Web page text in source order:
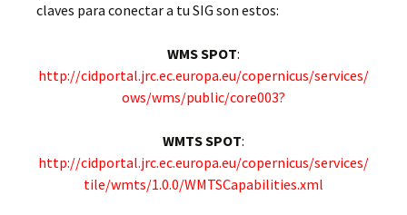
claves para conectar a tu SIG son estos:
WMS SPOT:
http://cidportal.jrc.ec.europa.eu/copernicus/services/
ows/wms/public/core003?
WMTS SPOT:
http://cidportal.jrc.ec.europa.eu/copernicus/services/
tile/wmts/1.0.0/WMTSCapabilities.xml